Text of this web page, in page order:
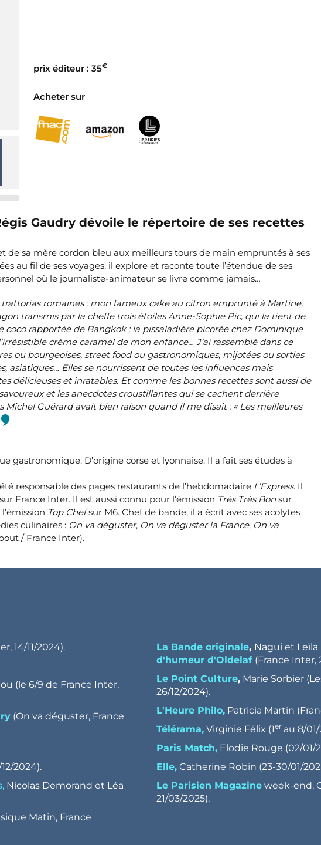
prix éditeur : 35€
Acheter sur
Gaudry dévoile le répertoire de ses recettes
de sa mère cordon bleu aux meilleurs tours de main empruntés à ses
au fil de ses voyages, il explore et raconte toute l’étendue de ses
où le journaliste-animateur se livre comme jamais…
romaines ; mon fameux cake au citron emprunté à Martine,
transmis par la cheffe trois étoiles Anne-Sophie Pic, qui la tient de
coco rapportée de Bangkok ; la pissaladière picorée chez Dominique
crème caramel de mon enfance… J’ai rassemblé dans ce
ou bourgeoises, street food ou gastronomiques, mijotées ou sorties
asiatiques… Elles se nourrissent de toutes les influences mais
délicieuses et inratables. Et comme les bonnes recettes sont aussi de
et les anecdotes croustillantes qui se cachent derrière
Michel Guérard avait bien raison quand il me disait : « Les meilleures
gastronomique. D’origine corse et lyonnaise. Il a fait ses études à
responsable des pages restaurants de l’hebdo­madaire L’Express. Il
sur France Inter. Il est aussi connu pour l’émis­sion Très Très Bon sur
Top Chefsur M6. Chef de bande, il a écrit avec ses acolytes
culinaires : On va déguster, On va déguster la France, On va
/ France Inter).
14/11/2024).
(le 6/9 de France Inter,
(On va déguster, France
2024).
Nicolas Demorand et Léa
Matin, France
La Bande originale, Nagui et
d'humeur d'Oldelaf (France Inter,
Le Point Culture, Marie Sorbier
26/12/2024).
L'Heure Philo, Patricia Martin
Télérama, Virginie Félix (1er au 8/
Paris Match, Elodie Rouge (02/01/
Elle, Catherine Robin (23-30/01/
Le Parisien Magazine week-end,
21/03/2025).